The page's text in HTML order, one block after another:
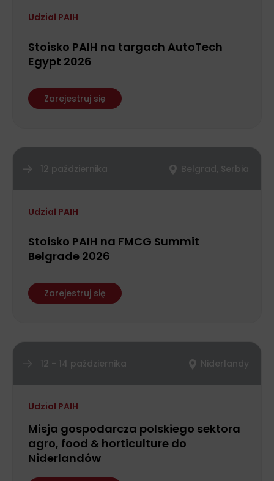
Udział PAIH
Stoisko PAIH na targach AutoTech
Egypt 2026
Zarejestruj się
12 października Belgrad, Serbia
Udział PAIH
Stoisko PAIH na FMCG Summit
Belgrade 2026
Zarejestruj się
12 - 14 października Niderlandy
Udział PAIH
Misja gospodarcza polskiego sektora
agro, food & horticulture do
Niderlandów